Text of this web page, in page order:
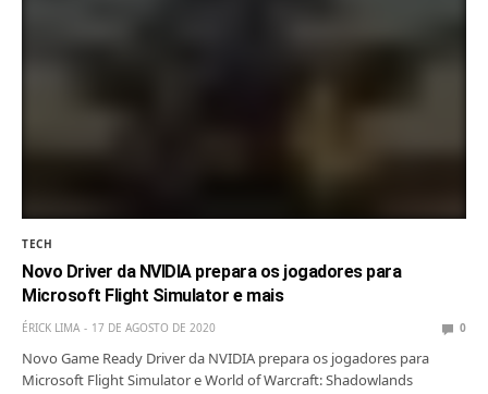
TECH
Novo Driver da NVIDIA prepara os jogadores para
Microsoft Flight Simulator e mais
ÉRICK LIMA 17 DE AGOSTO DE 2020 0
Novo Game Ready Driver da NVIDIA prepara os jogadores para
Microsoft Flight Simulator e World of Warcraft: Shadowlands